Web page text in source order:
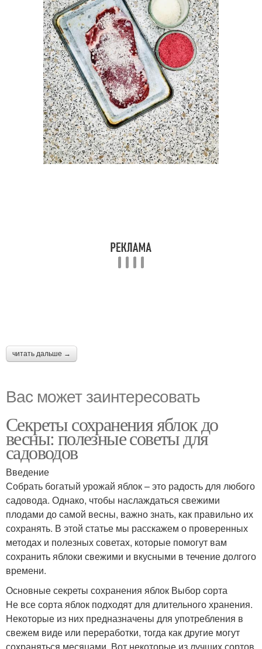
читать дальше →
Вас может заинтересовать
Секреты сохранения яблок до
весны: полезные советы для
садоводов
Введение
Собрать богатый урожай яблок – это радость для любого
садовода. Однако, чтобы наслаждаться свежими
плодами до самой весны, важно знать, как правильно их
сохранять. В этой статье мы расскажем о проверенных
методах и полезных советах, которые помогут вам
сохранить яблоки свежими и вкусными в течение долгого
времени.
Основные секреты сохранения яблок Выбор сорта
Не все сорта яблок подходят для длительного хранения.
Некоторые из них предназначены для употребления в
свежем виде или переработки, тогда как другие могут
сохраняться месяцами. Вот некоторые из лучших сортов